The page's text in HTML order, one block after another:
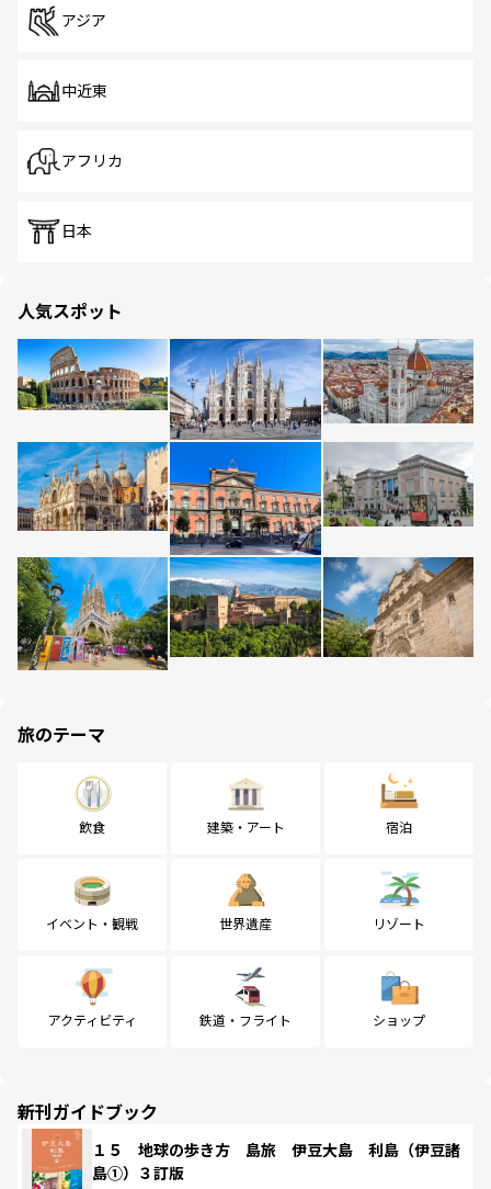
アジア
中近東
アフリカ
日本
人気スポット
旅のテーマ
飲食 建築・アート 宿泊
イベント・観戦 世界遺産 リゾート
アクティビティ 鉄道・フライト ショップ
新刊ガイドブック
１５ 地球の歩き方 島旅 伊豆大島 利島（伊豆諸
島①）３訂版